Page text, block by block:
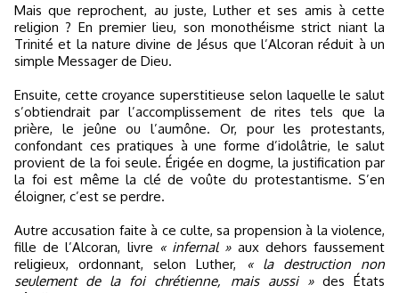
Mais que reprochent, au juste, Luther et ses amis à cette
religion ? En premier lieu, son monothéisme strict niant la
Trinité et la nature divine de Jésus que l’Alcoran réduit à un
simple Messager de Dieu.
Ensuite, cette croyance superstitieuse selon laquelle le salut
s’obtiendrait par l’accomplissement de rites tels que la
prière, le jeûne ou l’aumône. Or, pour les protestants,
confondant ces pratiques à une forme d’idolâtrie, le salut
provient de la foi seule. Érigée en dogme, la justification par
la foi est même la clé de voûte du protestantisme. S’en
éloigner, c’est se perdre.
Autre accusation faite à ce culte, sa propension à la violence,
fille de l’Alcoran, livre « infernal »aux dehors faussement
religieux, ordonnant, selon Luther,
« la destruction non
seulement de la foi chrétienne, mais aussi »des États